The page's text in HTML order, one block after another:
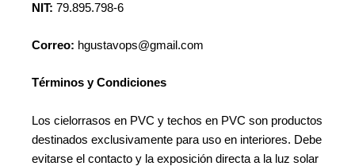
NIT: 79.895.798-6
Correo: hgustavops@gmail.com
Términos y Condiciones
Los cielorrasos en PVC y techos en PVC son productos
destinados exclusivamente para uso en interiores. Debe
evitarse el contacto y la exposición directa a la luz solar